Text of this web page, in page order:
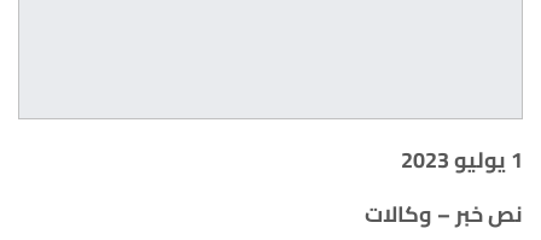
1 يوليو 2023
نص خبر – وكالات